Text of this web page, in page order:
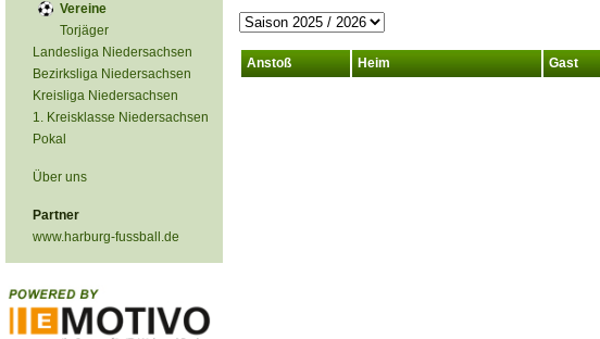
Vereine
Torjäger
Landesliga Niedersachsen
Bezirksliga Niedersachsen
Kreisliga Niedersachsen
1. Kreisklasse Niedersachsen
Pokal
Über uns
Partner
www.harburg-fussball.de
Anstoß Heim Gast